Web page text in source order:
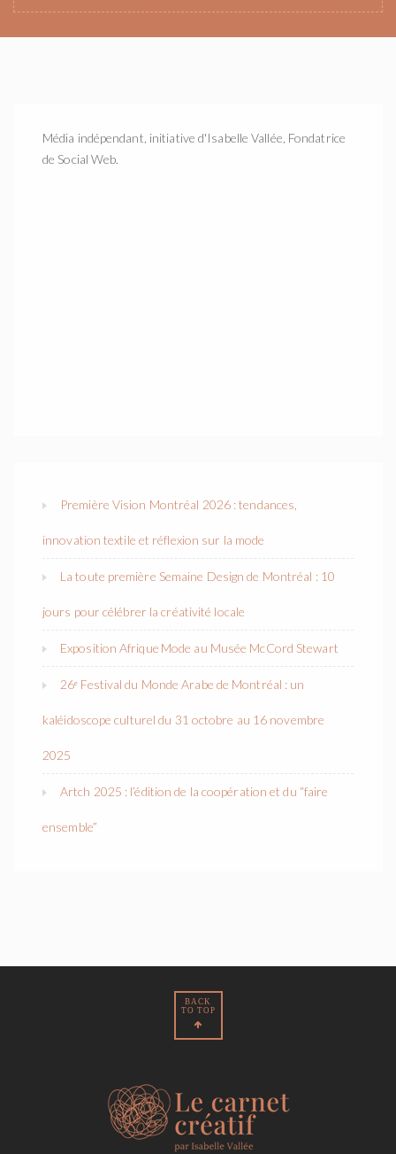
Média indépendant, initiative d'Isabelle Vallée, Fondatrice
de Social Web.
Première Vision Montréal 2026 : tendances,
innovation textile et réflexion sur la mode
La toute première Semaine Design de Montréal : 10
jours pour célébrer la créativité locale
Exposition Afrique Mode au Musée McCord Stewart
26ᵉ Festival du Monde Arabe de Montréal : un
kaléidoscope culturel du 31 octobre au 16 novembre
2025
Artch 2025 : l’édition de la coopération et du “faire
ensemble”
BACK
TO TOP